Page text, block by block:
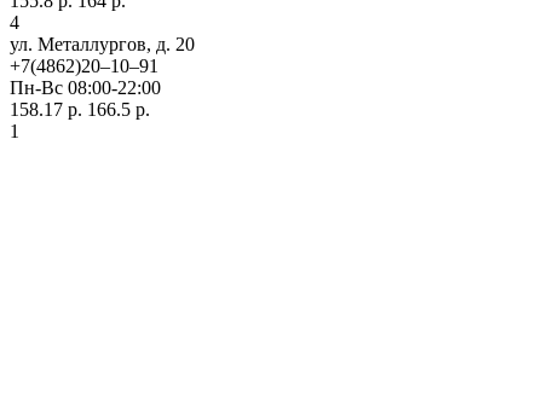
4
ул. ​Металлургов, д. 20
+7(4862)20‒10‒91
Пн-Вс 08:00-22:00
158.17 р. 166.5 р.
1